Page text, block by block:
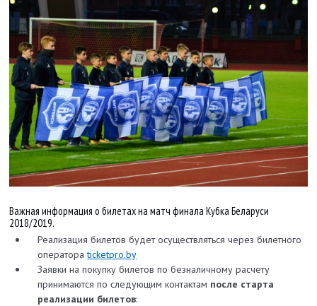
Важная информация о билетах на матч финала Кубка Беларуси
2018/2019.
Реализация билетов будет осуществляться через билетного
оператораticketpro.by
Заявки на покупку билетов по безналичному расчету
принимаются по следующим контактам после старта
реализации билетов: